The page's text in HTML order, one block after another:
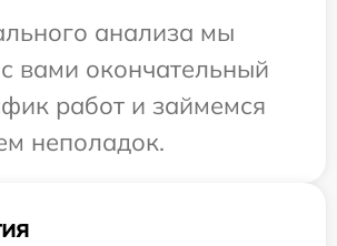
анализа мы
вами окончательный
работ и займемся
неполадок.